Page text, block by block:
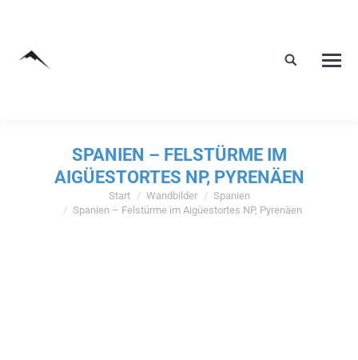
SPANIEN – FELSTÜRME IM
AIGÜESTORTES NP, PYRENÄEN
Sie befinden sich hier:
Start Wandbilder
Spanien
Spanien – Felstürme im Aigüestortes NP, Pyrenäen